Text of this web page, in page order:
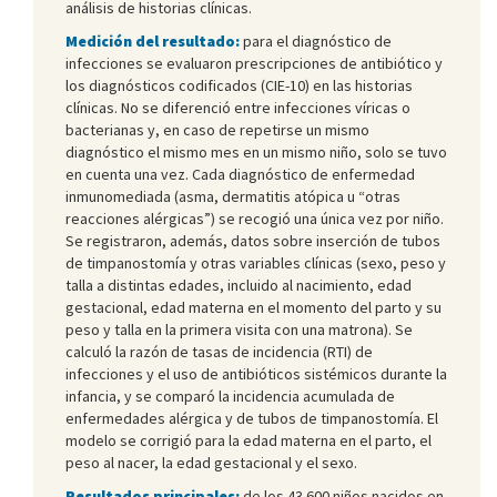
análisis de historias clínicas.
Medición del resultado:para el diagnóstico de
infecciones se evaluaron prescripciones de antibiótico y
los diagnósticos codificados (CIE-10) en las historias
clínicas. No se diferenció entre infecciones víricas o
bacterianas y, en caso de repetirse un mismo
diagnóstico el mismo mes en un mismo niño, solo se tuvo
en cuenta una vez. Cada diagnóstico de enfermedad
inmunomediada (asma, dermatitis atópica u “otras
reacciones alérgicas”) se recogió una única vez por niño.
Se registraron, además, datos sobre inserción de tubos
de timpanostomía y otras variables clínicas (sexo, peso y
talla a distintas edades, incluido al nacimiento, edad
gestacional, edad materna en el momento del parto y su
peso y talla en la primera visita con una matrona). Se
calculó la razón de tasas de incidencia (RTI) de
infecciones y el uso de antibióticos sistémicos durante la
infancia, y se comparó la incidencia acumulada de
enfermedades alérgica y de tubos de timpanostomía. El
modelo se corrigió para la edad materna en el parto, el
peso al nacer, la edad gestacional y el sexo.